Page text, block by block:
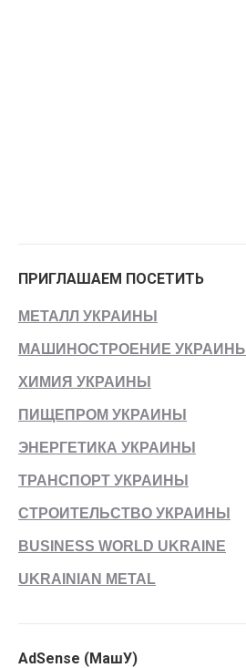
ПРИГЛАШАЕМ ПОСЕТИТЬ
МЕТАЛЛ УКРАИНЫ
МАШИНОСТРОЕНИЕ УКРАИНЫ
ХИМИЯ УКРАИНЫ
ПИЩЕПРОМ УКРАИНЫ
ЭНЕРГЕТИКА УКРАИНЫ
ТРАНСПОРТ УКРАИНЫ
СТРОИТЕЛЬСТВО УКРАИНЫ
BUSINESS WORLD UKRAINE
UKRAINIAN METAL
AdSense (МашУ)